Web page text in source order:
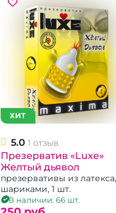
ХИТ
5.0 1 отзыв
Презерватив «Luxe»
Желтый дьявол
презервативы из
шариками, 1 шт.
В наличии: 66 шт.